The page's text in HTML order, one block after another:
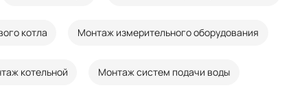
котла Монтаж измерительного оборудования
котельной Монтаж систем подачи воды